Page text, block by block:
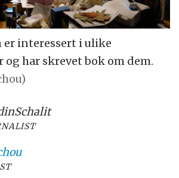
interessert i ulike
har skrevet bok om dem.
Schalit